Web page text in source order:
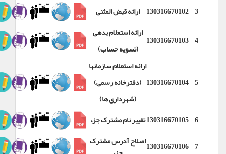
130316670102 ارائه قبض المثنی
130316670103
ارائه استعلام بدهی
(تسویه حساب)
130316670104
ارائه استعلام سازمانها
(دفترخانه رسمی)
(شهرداری ها)
130316670105تغییر نام مشترک جزء
130316670106اصلاح آدرس مشترک